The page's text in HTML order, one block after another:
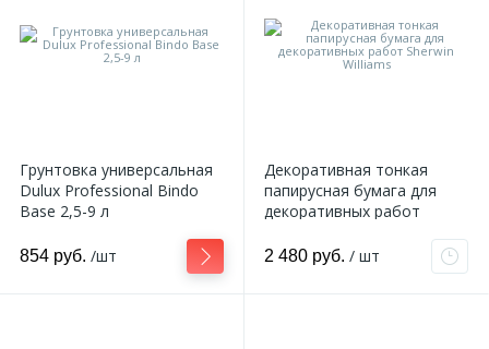
Грунтовка универсальная
Dulux Professional Bindo
Base 2,5-9 л
854 руб. /шт
Декоративная тонкая
папирусная бумага для
декоративных работ
2 480 руб. / шт